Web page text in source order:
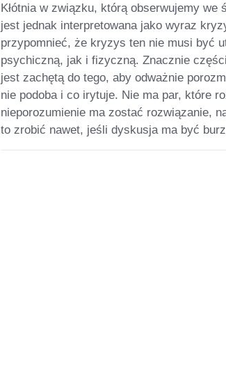
Kłótnia w związku, którą obserwujemy
jest jednak interpretowana jako wyraz
przypomnieć, że kryzys ten nie musi być
psychiczną, jak i fizyczną. Znacznie
jest zachętą do tego, aby odważnie
nie podoba i co irytuje. Nie ma par, które
nieporozumienie ma zostać rozwiązanie,
to zrobić nawet, jeśli dyskusja ma być